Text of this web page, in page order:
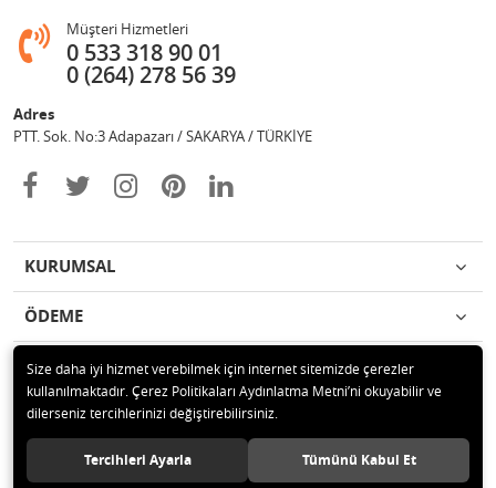
Müşteri Hizmetleri
0 533 318 90 01
0 (264) 278 56 39
Adres
PTT. Sok. No:3 Adapazarı / SAKARYA / TÜRKİYE
KURUMSAL
ÖDEME
İLETİŞİM
© 2020 Değişim Yayınları Tüm hakları saklıdır.
Size daha iyi hizmet verebilmek için internet sitemizde çerezler
kullanılmaktadır. Çerez Politikaları Aydınlatma Metni’ni okuyabilir ve
dilerseniz tercihlerinizi değiştirebilirsiniz.
Tercihleri Ayarla Tümünü Kabul Et